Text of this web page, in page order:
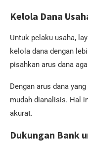
Kelola Dana
Untuk pelaku usaha,
kelola dana dengan
pisahkan arus dana
Dengan arus dana
mudah dianalisis. Hal
akurat.
Dukungan Bank